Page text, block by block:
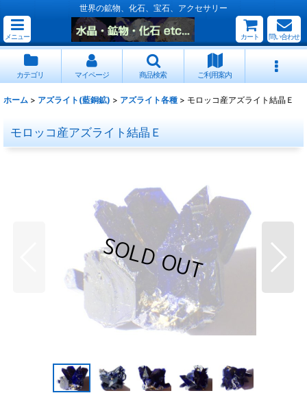
世界の鉱物、化石、宝石、アクセサリー
メニュー カート 問い合わせ
カテゴリ マイページ 商品検索 ご利用案内
ホーム > アズライト(藍銅鉱) > アズライト各種 > モロッコ産アズライト結晶Ｅ
モロッコ産アズライト結晶Ｅ